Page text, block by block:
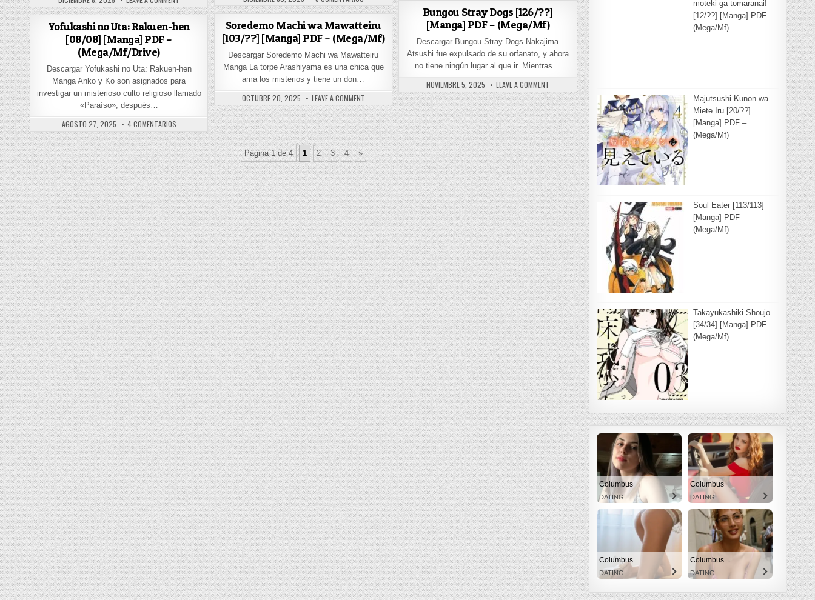
Bungou Stray Dogs [126/??]
[Manga] PDF – (Mega/Mf)
Descargar Bungou Stray Dogs Nakajima
Atsushi fue expulsado de su orfanato, y ahora
no tiene ningún lugar al que ir. Mientras…
PUBLISHED DATE:
NOVIEMBRE 5, 2025 LEAVE A COMMENTON BUNGOU STRAY DOGS [126/??] [MANGA] PDF – (MEGA/MF)
Soredemo Machi wa Mawatteiru
[103/??] [Manga] PDF – (Mega/Mf)
Descargar Soredemo Machi wa Mawatteiru
Manga La torpe Arashiyama es una chica que
ama los misterios y tiene un don…
PUBLISHED DATE:
OCTUBRE 20, 2025 LEAVE A COMMENTON SOREDEMO MACHI WA MAWATTEIRU [103/??] [MANGA] PDF – (MEGA/MF)
Yofukashi no Uta: Rakuen-hen
[08/08] [Manga] PDF –
(Mega/Mf/Drive)
Descargar Yofukashi no Uta: Rakuen-hen
Manga Anko y Ko son asignados para
investigar un misterioso culto religioso llamado
«Paraíso», después…
PUBLISHED DATE:
AGOSTO 27, 2025 4 COMENTARIOSEN YOFUKASHI NO UTA: RAKUEN-HEN [08/08] [MANGA] PDF – (MEGA/MF/DRIVE)
Página 1 de 4 1 2 3 4 »
moteki ga tomaranai!
[12/??] [Manga] PDF –
(Mega/Mf)
Majutsushi Kunon wa
Miete Iru [20/??]
[Manga] PDF –
(Mega/Mf)
Soul Eater [113/113]
[Manga] PDF –
(Mega/Mf)
Takayukashiki Shoujo
[34/34] [Manga] PDF –
(Mega/Mf)
Columbus
DATING
Columbus
DATING
Columbus
DATING
Columbus
DATING